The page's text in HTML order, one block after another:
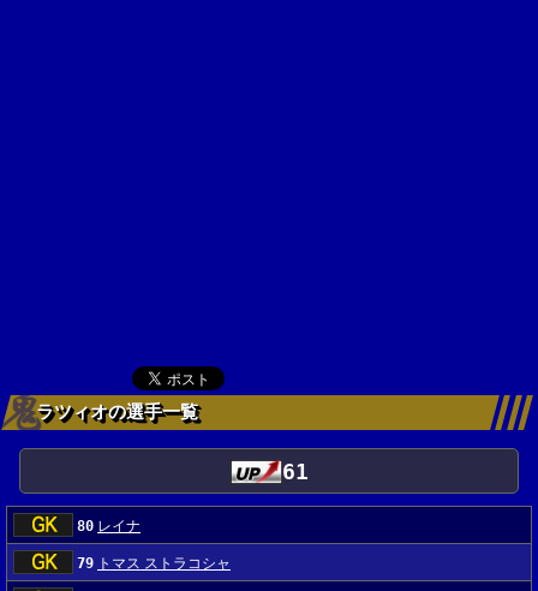
ラツィオの選手一覧
61
80 レイナ
79 トマス ストラコシャ